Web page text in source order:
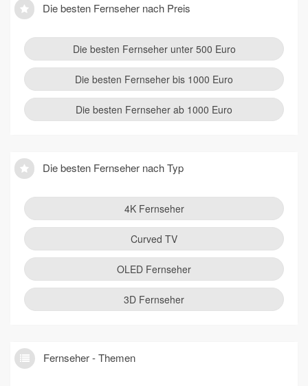
Die besten Fernseher nach Preis
Die besten Fernseher unter 500 Euro
Die besten Fernseher bis 1000 Euro
Die besten Fernseher ab 1000 Euro
Die besten Fernseher nach Typ
4K Fernseher
Curved TV
OLED Fernseher
3D Fernseher
Fernseher - Themen